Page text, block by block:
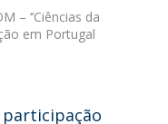
– ‘’Ciências da
em Portugal
participação